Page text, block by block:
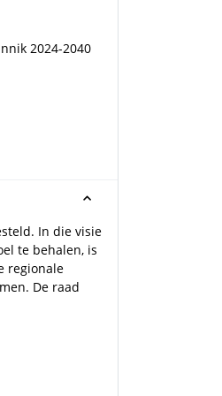
2024-2040
In die visie
te behalen, is
regionale
De raad